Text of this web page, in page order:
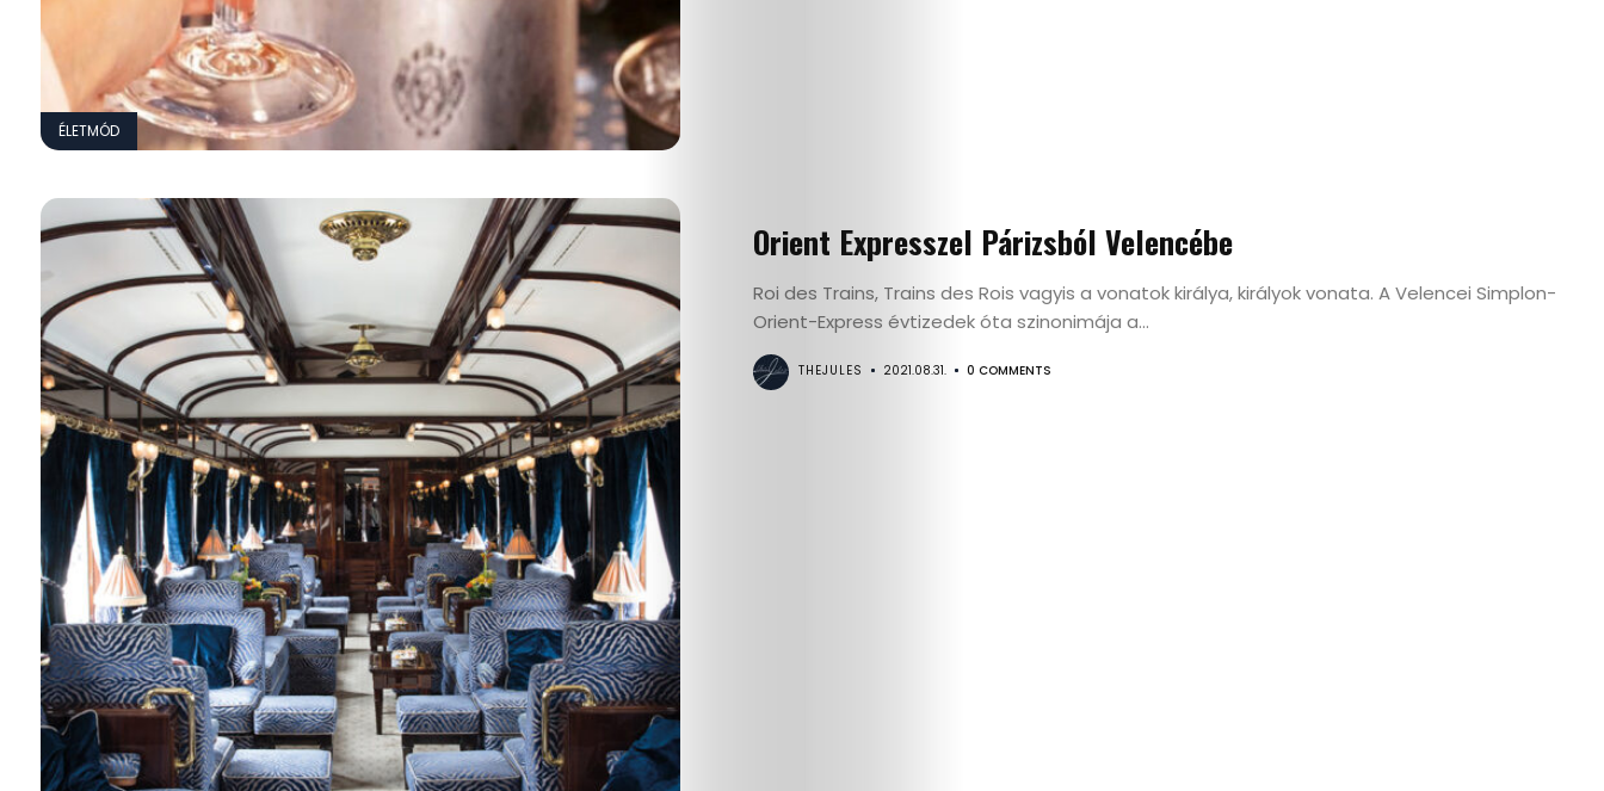
Kultúra
Gasztró
Interjú
Címlapsztorik
ÉLETMÓD
Orient Expresszel Párizsból Velencébe
Roi des Trains, Trains des Rois vagyis a vonatok királya, királyok vonata. A Velencei Simplon-
Orient-Express évtizedek óta szinonimája a...
THEJULES 2021.08.31. 0 COMMENTS